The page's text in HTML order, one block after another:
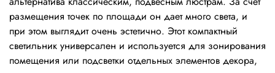
размещения точек по площади он дает много света, и
при этом выглядит очень эстетично. Этот компактный
светильник универсален и используется для зонирования
помещения или подсветки отдельных элементов декора,